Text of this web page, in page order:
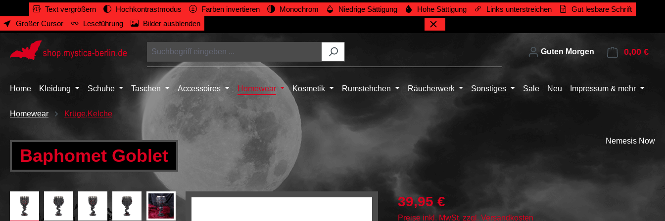
Zur Hauptnavigation springen
Text vergrößern Hochkontrastmodus Farben invertieren Monochrom Niedrige Sättigung Hohe Sättigung Links unterstreichen
Gut lesbare Schrift
Großer Cursor
Leseführung Bilder ausblenden
Guten Morgen 0,00 €
Home Kleidung Schuhe Taschen Accessoires Homewear Kosmetik Rumstehchen Räucherwerk Sonstiges Sale Neu Impressum & mehr
Homewear Krüge,Kelche
Baphomet Goblet
Nemesis Now
Bildergalerie überspringen 39,95 €
Preise inkl. MwSt. zzgl. Versandkosten